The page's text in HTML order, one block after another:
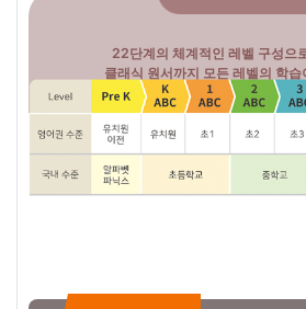
22단계의 체계적인 레벨 구성으
클래식 원서까지 모든 레벨의 학